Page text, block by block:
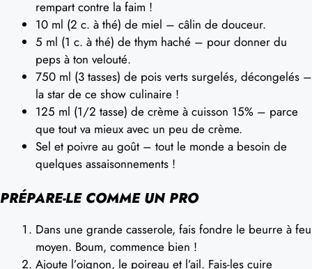
rempart contre la faim !
10 ml (2 c. à thé) de miel – câlin de douceur.
5 ml (1 c. à thé) de thym haché – pour donner du
peps à ton velouté.
750 ml (3 tasses) de pois verts surgelés, décongelés –
la star de ce show culinaire !
125 ml (1/2 tasse) de crème à cuisson 15% – parce
que tout va mieux avec un peu de crème.
Sel et poivre au goût – tout le monde a besoin de
quelques assaisonnements !
PRÉPARE-LE COMME UN PRO
Dans une grande casserole, fais fondre le beurre à feu
moyen. Boum, commence bien !
Ajoute l’oignon, le poireau et l’ail. Fais-les cuire